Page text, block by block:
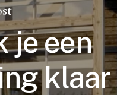
je een
klaar